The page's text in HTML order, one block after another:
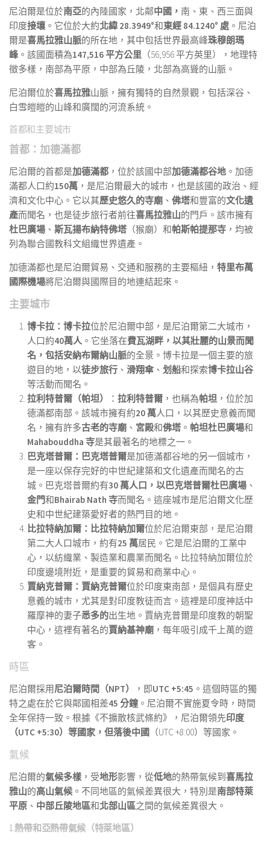
尼泊爾是位於南亞的內陸國家，北鄰中國， 南、東、西三面與
印度接壤 。它位於大約北緯 28.3949°和東經 84.1240° 處 。尼泊
爾是喜馬拉雅山脈的所在地，其中包括世界最高峰珠穆朗瑪
峰 。該國面積為147,516 平方公里 （56,956 平方英里），地理特
徵多樣，南部為平原，中部為丘陵，北部為高聳的山脈。
尼泊爾位於喜馬拉雅山脈，擁有獨特的自然景觀，包括深谷、
白雪皚皚的山峰和廣闊的河流系統。
首都和主要城市
首都：加德滿都
尼泊爾的首都是加德滿都 ，位於該國中部加德滿都谷地 。加德
滿都人口約150萬 ，是尼泊爾最大的城市，也是該國的政治、經
濟和文化中心。它以其歷史悠久的寺廟 、 佛塔和豐富的文化遺
產而聞名，也是徒步旅行者前往喜馬拉雅山的門戶。該市擁有
杜巴廣場 、 斯瓦揚布納特佛塔 （猴廟）和帕斯帕提那寺 ，均被
列為聯合國教科文組織世界遺產。
加德滿都也是尼泊爾貿易、交通和服務的主要樞紐， 特里布萬
國際機場將尼泊爾與國際目的地連結起來。
主要城市
博卡拉： 博卡拉位於尼泊爾中部，是尼泊爾第二大城市，
人口約40萬人 。它坐落在費瓦湖畔，以其壯麗的山景而聞
名，包括安納布爾納山脈的全景。博卡拉是一個主要的旅
遊目的地，以徒步旅行 、 滑翔傘 、 划船和探索博卡拉山谷
等活動而聞名。
拉利特普爾（帕坦）
： 拉利特普爾 ，也稱為帕坦 ，位於加
德滿都南部。該城市擁有約20 萬人口，以其歷史意義而聞
名，擁有許多古老的寺廟 、 宮殿和佛塔 。 帕坦杜巴廣場和
Mahabouddha 寺是其最著名的地標之一。
巴克塔普爾： 巴克塔普爾是加德滿都谷地的另一個城市，
是一座以保存完好的中世紀建築和文化遺產而聞名的古
城。巴克塔普爾約有30 萬人口，以巴克塔普爾杜巴廣場 、
金門和Bhairab Nath 寺而聞名。這座城市是尼泊爾文化歷
史和中世紀建築愛好者的熱門目的地。
比拉特納加爾： 比拉特納加爾位於尼泊爾東部，是尼泊爾
第二大人口城市，約有25 萬居民。它是尼泊爾的工業中
心，以紡織業、製造業和農業而聞名。比拉特納加爾位於
印度邊境附近，是重要的貿易和商業中心。
賈納克普爾： 賈納克普爾位於印度東南部，是個具有歷史
意義的城市，尤其是對印度教徒而言。這裡是印度神話中
羅摩神的妻子悉多的出生地。賈納克普爾是印度教的朝聖
中心，這裡有著名的賈納基神廟 ，每年吸引成千上萬的遊
客。
時區
尼泊爾採用尼泊爾時間（NPT） ，即UTC +5:45 。這個時區的獨
特之處在於它與鄰國相差45 分鐘 。尼泊爾不實施夏令時，時間
全年保持一致。根據《不擴散核武條約》，尼泊爾領先印度
（UTC +5:30）等國家，但落後中國 （UTC +8:00）等國家。
氣候
尼泊爾的氣候多樣 ，受地形影響，從低地的熱帶氣候到喜馬拉
雅山的高山氣候 。不同地區的氣候差異很大，特別是南部特萊
平原 、 中部丘陵地區和北部山區之間的氣候差異很大。
1.熱帶和亞熱帶氣候（特萊地區）